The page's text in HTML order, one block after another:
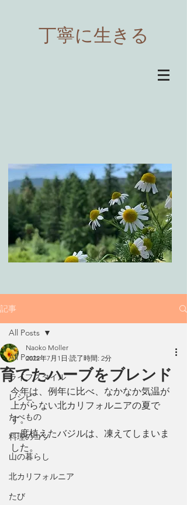
​丁寧に生きる
記事
All Posts
ライフスタイル
レシピ
たべもの
料理のコツ
山の暮らし
北カリフォルニア
たび
All Posts
育てたハーブをブレンド
Naoko Moller
2022年7月1日 読了時間: 2分
今年は、例年に比べ、なかなか気温が
上がらない北カリフォルニアの夏で
す。
一度植えたバジルは、凍えてしまいま
した。